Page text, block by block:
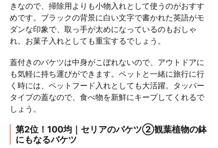
きなので、掃除用よりも小物入れとして使うのがおすす
めです。ブラックの背景に白い文字で書かれた英語がモ
ダンな印象で、取っ手が太めになっているのもおしゃ
れ。お菓子入れとしても重宝するでしょう。
蓋付きのバケツは中身がこぼれないので、アウトドアに
も気軽に持ち運びができます。ペットと一緒に旅行に行
く時には、ペットフード入れとしても大活躍。タッパー
タイプの蓋なので、食べ物を新鮮にキープしてくれるで
しょう。
第2位！100均｜セリアのバケツ②観葉植物の鉢
にもなるバケツ